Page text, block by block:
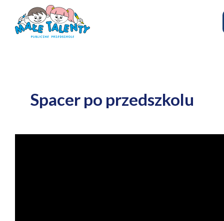
Spacer po przedszkolu